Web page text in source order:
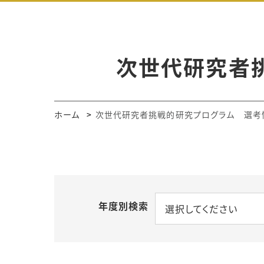
次世代研究者
ホーム 次世代研究者挑戦的研究プログラム 選考
年度別検索 選択してください